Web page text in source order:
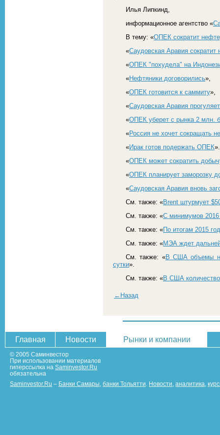
Илья Липкинд,
информационное агентство «
В тему: «ОПЕК сократит
«Саудовская Аравия
«ОПЕК "похудела" на
«Нефтяники договорились»,
«ОПЕК готовится к саммиту»,
«Саудовская Аравия
«ОПЕК уберет с рынка 2 млн.
«Россия не хочет сокращать
«Ирак готов подержать ОПЕК».
«ОПЕК может сократить
«ОПЕК планирует заморозку
«Саудовская Аравия вновь
См. также: «Brent штурмует
См. также: «С минимумов
См. также: «По итогам 2015
См. также: «МЭА ждет
См. также: «В США объемы
сутки».
См. также: «В США
←Назад
Главная Новости Рынки и компании
© 2005 Саминвестор
При использовании материалов
гиперссылка на Saminvestor.Ru
обязательна
Saminvestor.Ru – Банки Самары банки Тольятти Новости аналитика